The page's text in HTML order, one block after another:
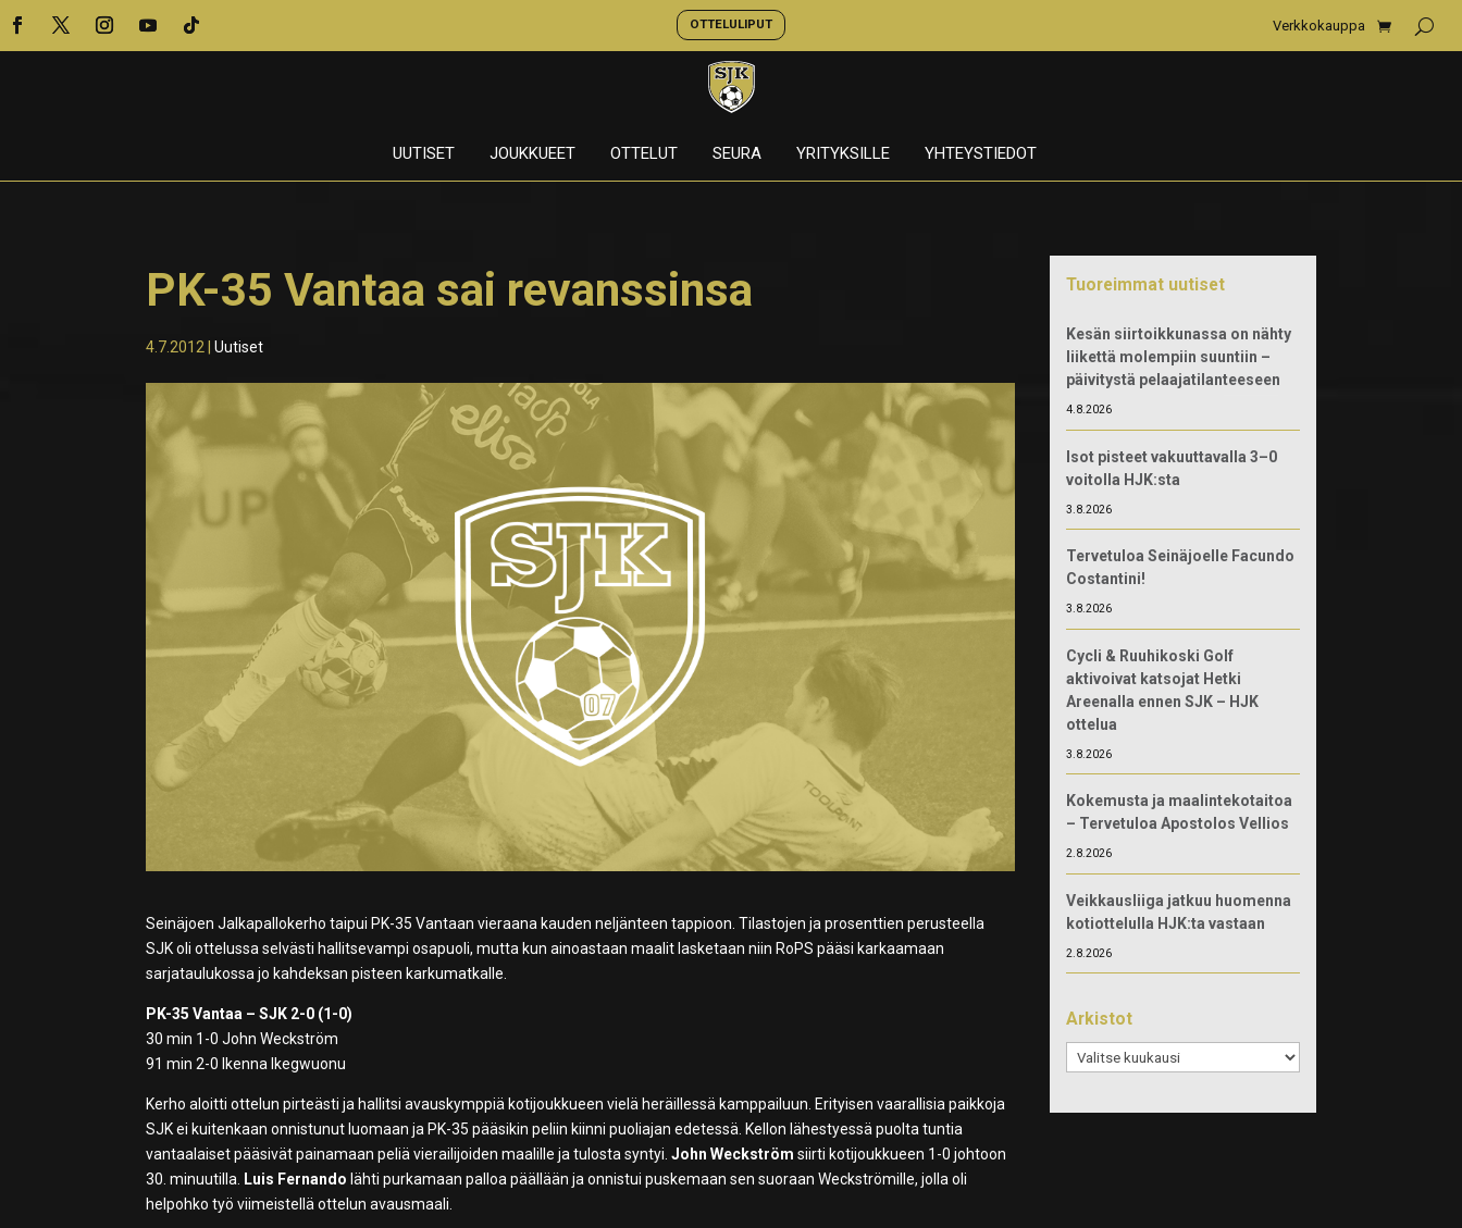
OTTELULIPUT Verkkokauppa
UUTISET JOUKKUEET OTTELUT SEURA YRITYKSILLE YHTEYSTIEDOT
PK-35 Vantaa sai revanssinsa
4.7.2012 |Uutiset
Seinäjoen Jalkapallokerho taipui PK-35 Vantaan vieraana kauden neljänteen tappioon. Tilastojen ja prosenttien perusteella
SJK oli ottelussa selvästi hallitsevampi osapuoli, mutta kun ainoastaan maalit lasketaan niin RoPS pääsi karkaamaan
sarjataulukossa jo kahdeksan pisteen karkumatkalle.
PK-35 Vantaa – SJK 2-0 (1-0)
30 min 1-0 John Weckström
91 min 2-0 Ikenna Ikegwuonu
Kerho aloitti ottelun pirteästi ja hallitsi avauskymppiä kotijoukkueen vielä heräillessä kamppailuun. Erityisen vaarallisia paikkoja
SJK ei kuitenkaan onnistunut luomaan ja PK-35 pääsikin peliin kiinni puoliajan edetessä. Kellon lähestyessä puolta tuntia
vantaalaiset pääsivät painamaan peliä vierailijoiden maalille ja tulosta syntyi.John Weckström siirti kotijoukkueen 1-0 johtoon
30. minuutilla. Luis Fernando lähti purkamaan palloa päällään ja onnistui puskemaan sen suoraan Weckströmille, jolla oli
helpohko työ viimeistellä ottelun avausmaali.
Tuoreimmat uutiset
Kesän siirtoikkunassa on nähty
liikettä molempiin suuntiin –
päivitystä pelaajatilanteeseen
4.8.2026
Isot pisteet vakuuttavalla 3–0
voitolla HJK:sta
3.8.2026
Tervetuloa Seinäjoelle Facundo
Costantini!
3.8.2026
Cycli & Ruuhikoski Golf
aktivoivat katsojat Hetki
Areenalla ennen SJK – HJK
ottelua
3.8.2026
Kokemusta ja maalintekotaitoa
– Tervetuloa Apostolos Vellios
2.8.2026
Veikkausliiga jatkuu huomenna
kotiottelulla HJK:ta vastaan
2.8.2026
Arkistot
Arkistot